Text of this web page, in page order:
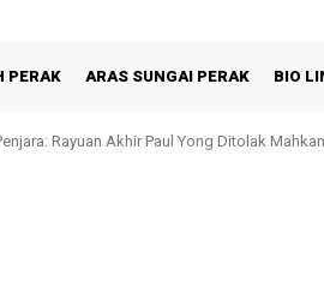
PERAK ARAS SUNGAI PERAK BIO
Rayuan Akhir Paul Yong Ditolak